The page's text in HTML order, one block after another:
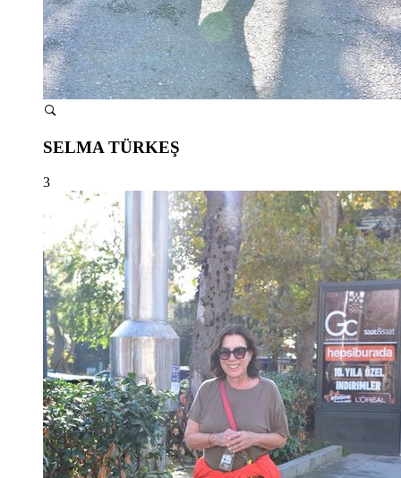
SELMA TÜRKEŞ
3